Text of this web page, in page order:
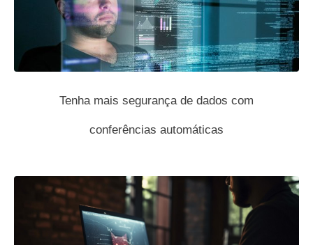
Tenha mais segurança de dados com
conferências automáticas